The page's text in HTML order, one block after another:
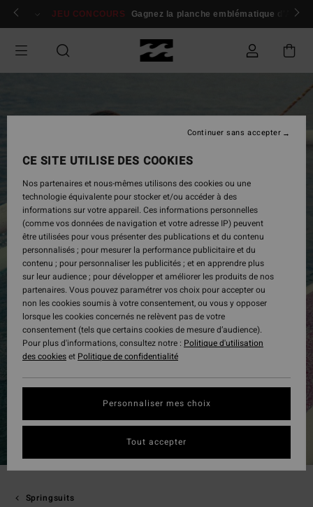
Passer
produit
Se connecter / s'inscrire
JEU CONCOURS Gagnez la planche emblématique d'Andy
Springsuits
CE SITE UTILISE DES COOKIES
Nos partenaires et nous-mêmes utilisons des cookies ou une
technologie équivalente pour stocker et/ou accéder à des
informations sur votre appareil. Ces informations personnelles
(comme vos données de navigation et votre adresse IP) peuvent
être utilisées pour vous présenter des publications et du contenu
personnalisés ; pour mesurer la performance publicitaire et du
contenu ; pour personnaliser les publicités ; et en apprendre plus
sur leur audience ; pour développer et améliorer les produits de nos
partenaires. Vous pouvez paramétrer vos choix pour accepter ou
non les cookies soumis à votre consentement, ou vous y opposer
lorsque les cookies concernés ne relèvent pas de votre
consentement (tels que certains cookies de mesure d’audience).
Pour plus d'informations, consultez notre : Politique d'utilisation
des cookieset Politique de confidentialité
Personnaliser mes choix
Continuer sans accepter
Tout accepter